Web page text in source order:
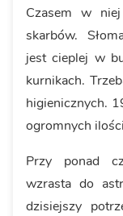
Czasem w
skarbów.
jest cieplej w
kurnikach.
higienicznych.
ogromnych
Przy ponad
wzrasta do
dzisiejszy